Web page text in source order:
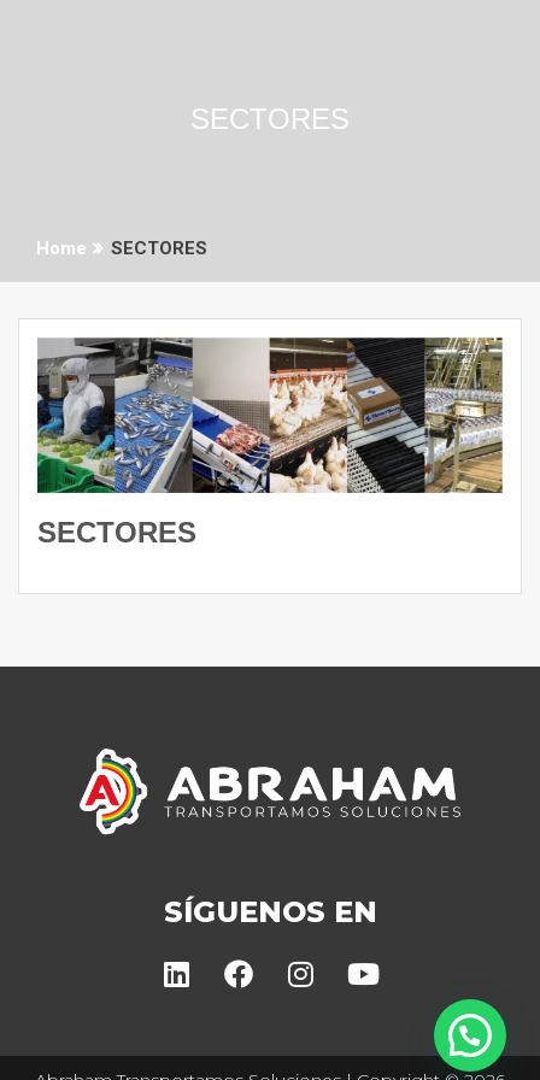
SECTORES
Home SECTORES
SECTORES
SÍGUENOS EN